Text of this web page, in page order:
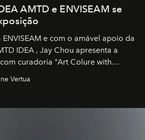
AMTD e ENVISEAM se
ENVISEAM e com o amável apoio da
IDEA , Jay Chou apresenta a
curadoria "Art Colure with
Vertua